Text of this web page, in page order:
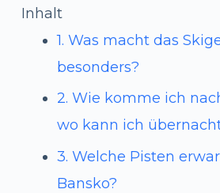
Inhalt
1. Was macht das
besonders?
2. Wie komme ich
wo kann ich
3. Welche Pisten
Bansko?